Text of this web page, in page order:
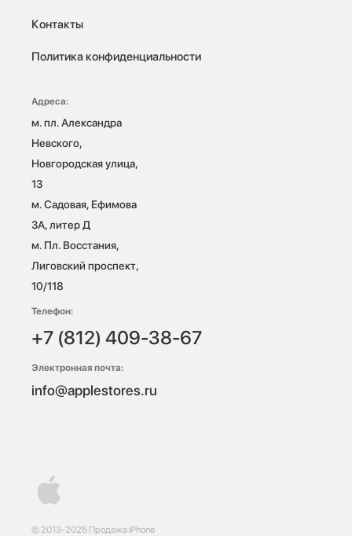
© 2013-2025 Продажа iPhone
Контакты
Политика конфиденциальности
Адреса:
м. пл. Александра
Невского,
Новгородская улица,
13
м. Садовая, Ефимова
3А, литер Д
м. Пл. Восстания,
Лиговский проспект,
10/118
Телефон:
+7 (812) 409-38-67
Электронная почта:
info@applestores.ru